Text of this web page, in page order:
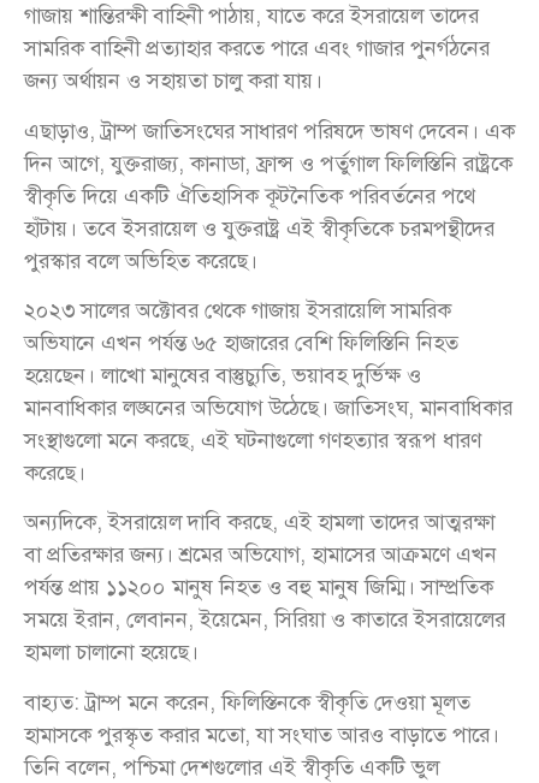
গাজায় শান্তিরক্ষী বাহিনী পাঠায়, যাতে করে ইসরায়েল তাদের
সামরিক বাহিনী প্রত্যাহার করতে পারে এবং গাজার পুনর্গঠনের
জন্য অর্থায়ন ও সহায়তা চালু করা যায়।
এছাড়াও, ট্রাম্প জাতিসংঘের সাধারণ পরিষদে ভাষণ দেবেন। এক
দিন আগে, যুক্তরাজ্য, কানাডা, ফ্রান্স ও পর্তুগাল ফিলিস্তিনি রাষ্ট্রকে
স্বীকৃতি দিয়ে একটি ঐতিহাসিক কূটনৈতিক পরিবর্তনের পথে
হাঁটায়। তবে ইসরায়েল ও যুক্তরাষ্ট্র এই স্বীকৃতিকে চরমপন্থীদের
পুরস্কার বলে অভিহিত করেছে।
২০২৩ সালের অক্টোবর থেকে গাজায় ইসরায়েলি সামরিক
অভিযানে এখন পর্যন্ত ৬৫ হাজারের বেশি ফিলিস্তিনি নিহত
হয়েছেন। লাখো মানুষের বাস্তুচ্যুতি, ভয়াবহ দুর্ভিক্ষ ও
মানবাধিকার লঙ্ঘনের অভিযোগ উঠেছে। জাতিসংঘ, মানবাধিকার
সংস্থাগুলো মনে করছে, এই ঘটনাগুলো গণহত্যার স্বরূপ ধারণ
করেছে।
অন্যদিকে, ইসরায়েল দাবি করছে, এই হামলা তাদের আত্মরক্ষা
বা প্রতিরক্ষার জন্য। শ্রমের অভিযোগ, হামাসের আক্রমণে এখন
পর্যন্ত প্রায় ১১২০০ মানুষ নিহত ও বহু মানুষ জিম্মি। সাম্প্রতিক
সময়ে ইরান, লেবানন, ইয়েমেন, সিরিয়া ও কাতারে ইসরায়েলের
হামলা চালানো হয়েছে।
বাহ্যত: ট্রাম্প মনে করেন, ফিলিস্তিনকে স্বীকৃতি দেওয়া মূলত
হামাসকে পুরস্কৃত করার মতো, যা সংঘাত আরও বাড়াতে পারে।
তিনি বলেন, পশ্চিমা দেশগুলোর এই স্বীকৃতি একটি ভুল